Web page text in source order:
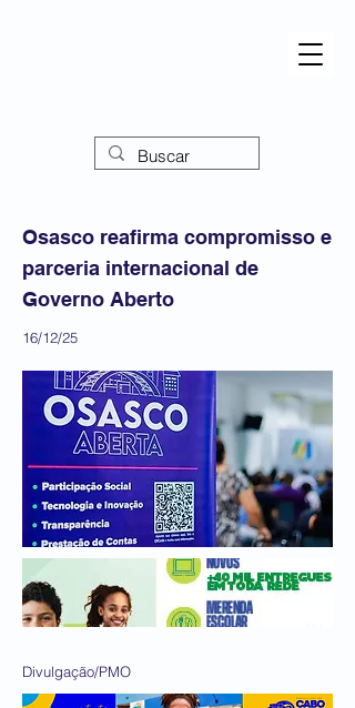
Osasco reafirma compromisso e
parceria internacional de
Governo Aberto
16/12/25
Divulgação/PMO